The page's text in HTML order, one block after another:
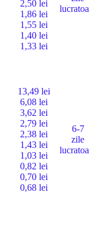
2,50 lei
1,86 lei
1,55 lei
1,40 lei
1,33 lei
13,49 lei
6,08 lei
3,62 lei
2,79 lei
2,38 lei
1,43 lei
1,03 lei
0,82 lei
0,70 lei
0,68 lei
6-7
zile